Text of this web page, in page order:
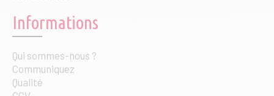
Informations
Qui sommes-nous ?
Communiquez
Qualité